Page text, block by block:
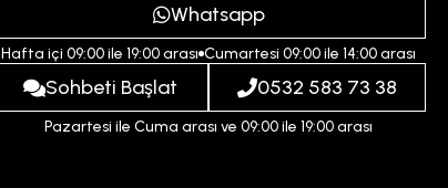
Whatsapp
Hafta içi 09:00 ile 19:00 arası Cumartesi 09:00 ile 14:00 arası
Sohbeti Başlat 0532 583 73 38
Pazartesi ile Cuma arası ve 09:00 ile 19:00 arası